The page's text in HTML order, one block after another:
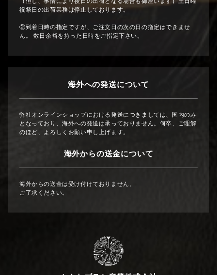
祝祭日の出荷業務は停止しております。
②到着日時の指定ですが、ご注文日の次の日の指定はできませ
ん。 数日余裕を持った日時をご指定下さい。
海外への発送について
弊社オンラインショップにおける発送につきましては、国内のみ
となっており、海外への発送は承っておりません。何卒、ご理解
のほど、よろしくお願い申し上げます。
海外からの送金について
海外からの送金は受け付けておりません。
ご了承ください。